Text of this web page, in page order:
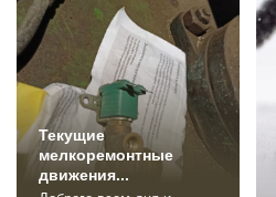
комплект , снял,
обнаружил, что оно в
порядке, а развалился
подшипник коленвала...
Текущие
мелкоремонтные
движения...